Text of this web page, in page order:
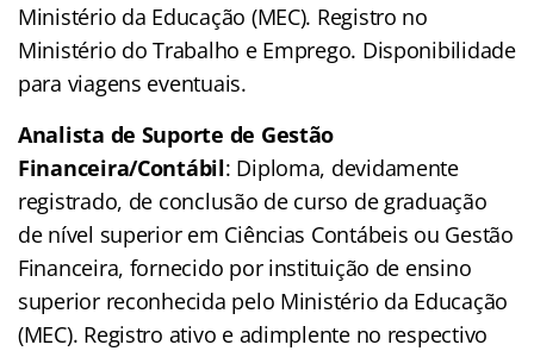
Ministério da Educação (MEC). Registro no
Ministério do Trabalho e Emprego. Disponibilidade
para viagens eventuais.
Analista de Suporte de Gestão
Financeira/Contábil: Diploma, devidamente
registrado, de conclusão de curso de graduação
de nível superior em Ciências Contábeis ou Gestão
Financeira, fornecido por instituição de ensino
superior reconhecida pelo Ministério da Educação
(MEC). Registro ativo e adimplente no respectivo